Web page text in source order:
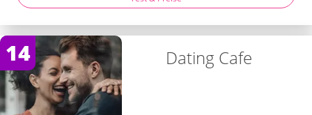
14 Dating Cafe